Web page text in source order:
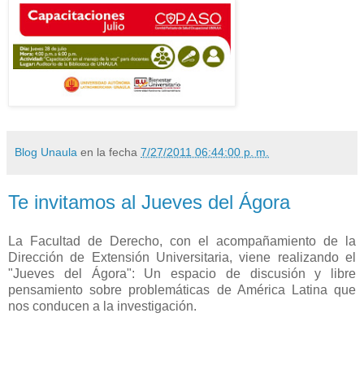
Blog Unaula en la fecha 7/27/2011 06:44:00 p. m.
Te invitamos al Jueves del Ágora
La Facultad de Derecho, con el acompañamiento de la
Dirección de Extensión Universitaria, viene realizando el
"Jueves del Ágora": Un espacio de discusión y libre
pensamiento sobre problemáticas de América Latina que
nos conducen a la investigación.